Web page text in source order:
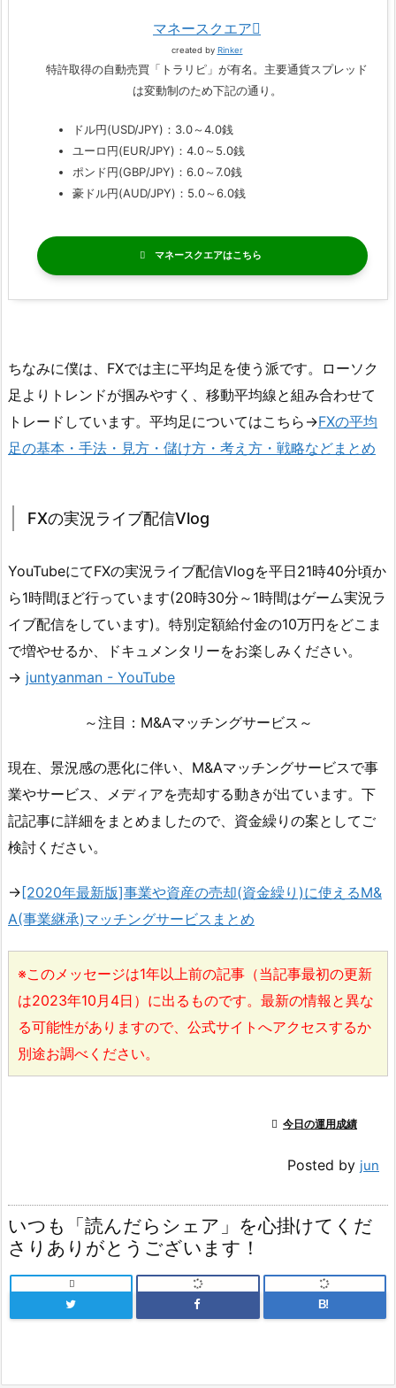
マネースクエア
created by Rinker
特許取得の自動売買「トラリピ」が有名。主要通貨スプレッド
は変動制のため下記の通り。
ドル円(USD/JPY)：3.0～4.0銭
ユーロ円(EUR/JPY)：4.0～5.0銭
ポンド円(GBP/JPY)：6.0～7.0銭
豪ドル円(AUD/JPY)：5.0～6.0銭
マネースクエア
ちなみに僕は、FXでは主に平均足を使う派です。ローソク
足よりトレンドが掴みやすく、移動平均線と組み合わせて
トレードしています。平均足についてはこちら→FXの平均
足の基本・手法・見方・儲け方・考え方・戦略などまとめ
FXの実況ライブ配信Vlog
YouTubeにてFXの実況ライブ配信Vlogを平日21時40分頃か
ら1時間ほど行っています(20時30分～1時間はゲーム実況ラ
イブ配信をしています)。特別定額給付金の10万円をどこま
で増やせるか、ドキュメンタリーをお楽しみください。
→ juntyanman - YouTube
～注目：M&Aマッチングサービス～
現在、景況感の悪化に伴い、M&Aマッチングサービスで事
業やサービス、メディアを売却する動きが出ています。下
記記事に詳細をまとめましたので、資金繰りの案としてご
検討ください。
→[2020年最新版]事業や資産の売却(資金繰り)に使えるM&
A(事業継承)マッチングサービスまとめ
※このメッセージは1年以上前の記事（当記事最初の更新
は2023年10月4日）に出るものです。最新の情報と異な
る可能性がありますので、公式サイトへアクセスするか
別途お調べください。
 今日の運用成績
Posted by jun
いつも「読んだらシェア」を心掛けてくだ
さりありがとうございます！

B!